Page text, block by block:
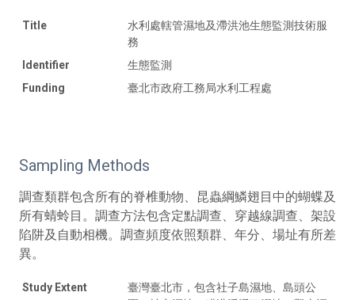
Title
水利處轄管濕地及滯洪池生態監測技術服
務
Identifier
生態監測
Funding
臺北市政府工務局水利工程處
Sampling Methods
調查類群包含所有的脊椎動物、昆蟲綱鱗翅目中的蝴蝶及
所有蜻蛉目。調查方法包含定點調查、穿越線調查、架設
陷阱及自動相機。調查頻度依照類群、年分、場址有所差
異。
Study Extent
臺灣臺北市，包含社子島濕地、島頭公